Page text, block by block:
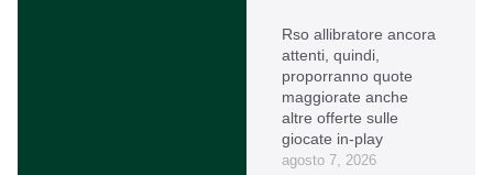
Rso allibratore ancora
attenti, quindi,
proporranno quote
maggiorate anche
altre offerte sulle
giocate in-play
agosto 7, 2026